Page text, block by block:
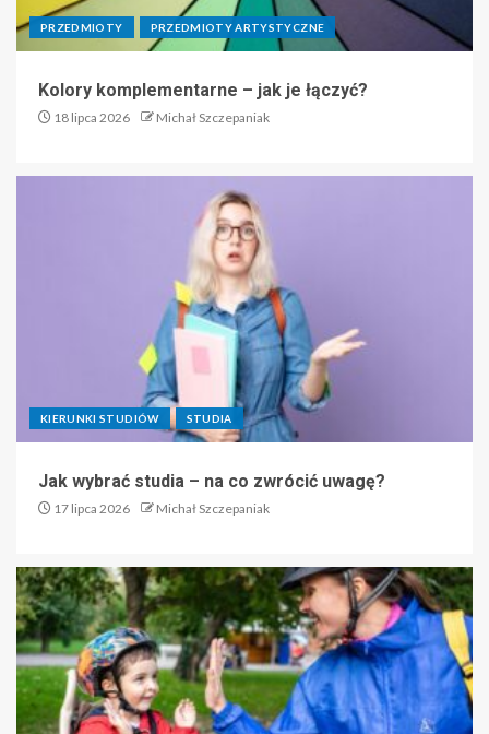
PRZEDMIOTY PRZEDMIOTY ARTYSTYCZNE
Kolory komplementarne – jak je łączyć?
18 lipca 2026 Michał Szczepaniak
KIERUNKI STUDIÓW STUDIA
Jak wybrać studia – na co zwrócić uwagę?
17 lipca 2026 Michał Szczepaniak